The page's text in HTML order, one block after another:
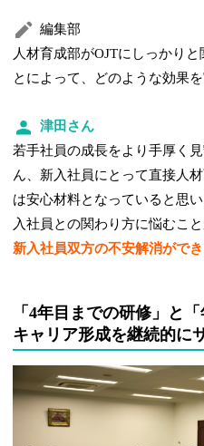
編集部
人材育成部がOJTにしっかり
とによって、どのような効果
津田さん
若手社員の成長をより手厚く
ん、新入社員にとって直接人
は安心材料となっていると思
入社員との関わり方に悩むこと
新入社員双方の不安解消がで
「4年目までの研修」と
キャリア形成を継続的に